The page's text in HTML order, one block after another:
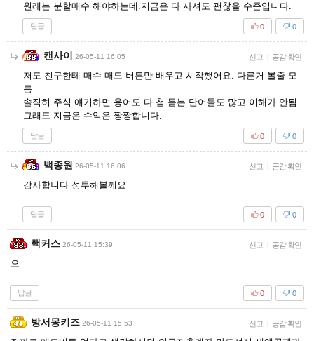
원래는 분할매수 해야하는데.지금은 다 사셔도 괜찮을 수준입니다.
답글 0
0
캔사이 26-05-11 16:05 신고 | 공감 확인
저도 친구한테 매수 매도 버튼만 배우고 시작했어요. 다른거 볼줄 모
름
솔직히 주식 얘기하면 용어도 다 첨 듣는 단어들도 많고 이해가 안됨.
그래도 지금은 수익은 짱짱합니다.
답글 0
0
백종원 26-05-11 16:06 신고 | 공감 확인
감사합니다 성투해볼께요
답글 0
0
핵커스 26-05-11 15:39 신고 | 공감 확인
오
답글 0
0
방서몽키즈 26-05-11 15:53 신고 | 공감 확인